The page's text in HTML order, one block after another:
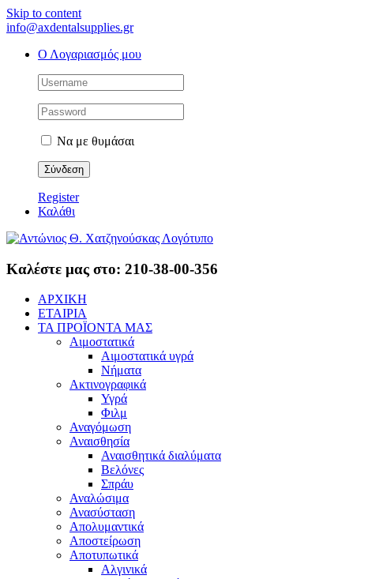
Skip to content
info@axdentalsupplies.gr
Ο Λογαριασμός μου
Να με θυμάσαι
Register
Καλάθι
Καλέστε μας στο: 210-38-00-356
ΑΡΧΙΚΗ
ΕΤΑΙΡΙΑ
ΤΑ ΠΡΟΪΟΝΤΑ ΜΑΣ
Αιμοστατικά
Αιμοστατικά υγρά
Νήματα
Ακτινογραφικά
Υγρά
Φιλμ
Αναγόμωση
Αναισθησία
Αναισθητικά διαλύματα
Βελόνες
Σπράυ
Αναλώσιμα
Ανασύσταση
Απολυμαντικά
Αποστείρωση
Αποτυπωτικά
Αλγινικά